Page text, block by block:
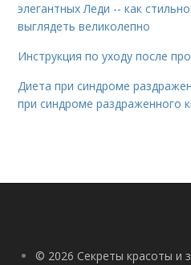
элегантных Леди -- как
выглядеть великолепно
Инструкция по уходу после
Диета при синдроме
при синдроме раздраженного
© 2026 Секреты красоты и